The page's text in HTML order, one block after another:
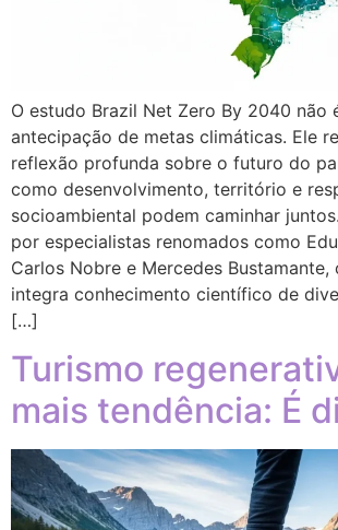
O estudo Brazil Net Zero By 2040 não
antecipação de metas climáticas. Ele
reflexão profunda sobre o futuro do
como desenvolvimento, território e
socioambiental podem caminhar
por especialistas renomados como
Carlos Nobre e Mercedes Bustamante,
integra conhecimento científico de
[…]
Turismo
mais tendência: É